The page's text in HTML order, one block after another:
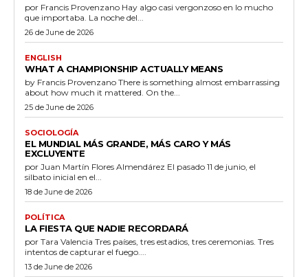
por Francis Provenzano Hay algo casi vergonzoso en lo mucho
que importaba. La noche del...
26 de June de 2026
ENGLISH
WHAT A CHAMPIONSHIP ACTUALLY MEANS
by Francis Provenzano There is something almost embarrassing
about how much it mattered. On the...
25 de June de 2026
SOCIOLOGÍA
EL MUNDIAL MÁS GRANDE, MÁS CARO Y MÁS
EXCLUYENTE
por Juan Martín Flores Almendárez El pasado 11 de junio, el
silbato inicial en el...
18 de June de 2026
POLÍTICA
LA FIESTA QUE NADIE RECORDARÁ
por Tara Valencia Tres países, tres estadios, tres ceremonias. Tres
intentos de capturar el fuego....
13 de June de 2026